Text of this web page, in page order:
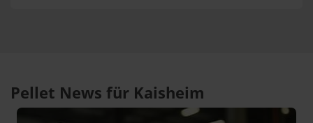
Pellet News für Kaisheim